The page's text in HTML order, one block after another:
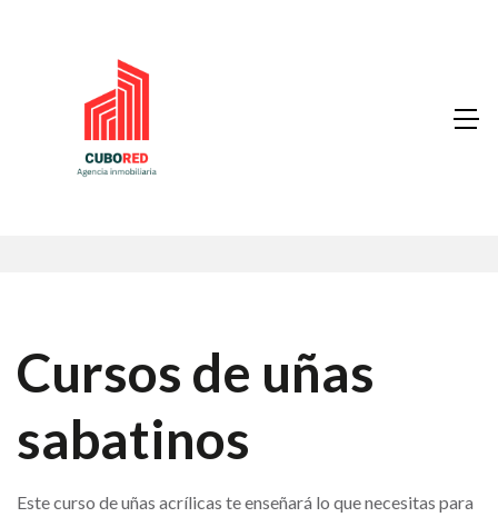
Cursos de uñas
sabatinos
Este curso de uñas acrílicas te enseñará lo que necesitas para